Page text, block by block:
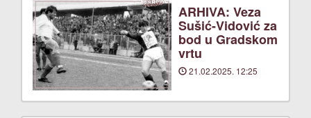
ARHIVA: Veza
Sušić-Vidović za
bod u Gradskom
vrtu
21.02.2025. 12:25